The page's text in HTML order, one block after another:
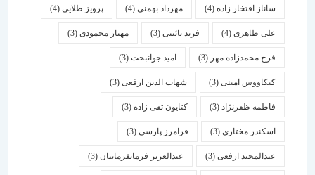
ساناز افتخار زاده(4) مهرداد بهمنی (4) پرویز طلایی(4)
علی طاهری(4) فرید نائینی(3) مهناز محمودی(3)
فرخ محمدزاده مهر(3) امید جوانبخت(3)
کیکاووس امینی(3) شهاب الدین ارفعی(3)
فاطمه ظفرنژاد(3) کتایون تقی زاده(3)
اسكندر مختاری (3) فرامرز پارسی(3)
عبدالمجید ارفعی(3) عبدالعزیز فرمانفرماییان(3)